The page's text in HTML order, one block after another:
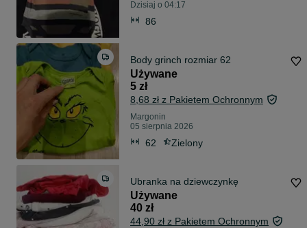
Dzisiaj o 04:17
86
Body grinch rozmiar 62
Używane
5 zł
8,68 zł z Pakietem Ochronnym
Margonin
05 sierpnia 2026
62 Zielony
Ubranka na dziewczynkę
Używane
40 zł
44,90 zł z Pakietem Ochronnym